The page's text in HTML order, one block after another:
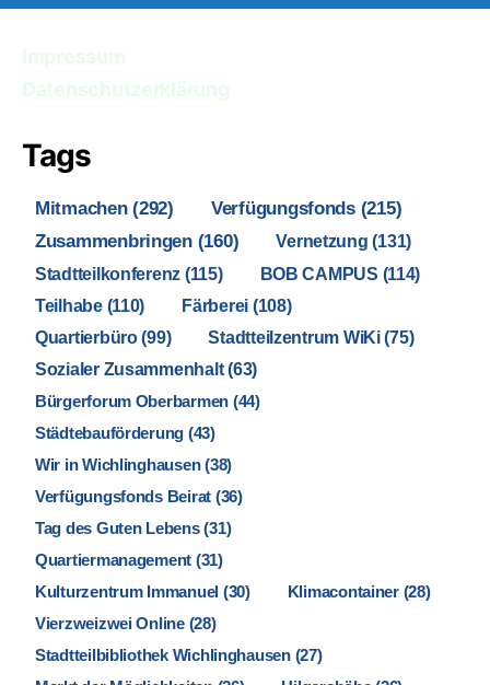
Tags
Mitmachen(292) Verfügungsfonds(215)
Zusammenbringen(160) Vernetzung (131)
Stadtteilkonferenz (115) BOB CAMPUS (114)
Teilhabe(110) Färberei (108)
Quartierbüro(99) Stadtteilzentrum WiKi(75)
Sozialer Zusammenhalt(63)
Bürgerforum Oberbarmen (44)
Städtebauförderung (43)
Wir in Wichlinghausen(38)
Verfügungsfonds Beirat (36)
Tag des Guten Lebens(31)
Quartiermanagement (31)
Kulturzentrum Immanuel (30) Klimacontainer(28)
Vierzweizwei Online(28)
Stadtteilbibliothek Wichlinghausen(27)